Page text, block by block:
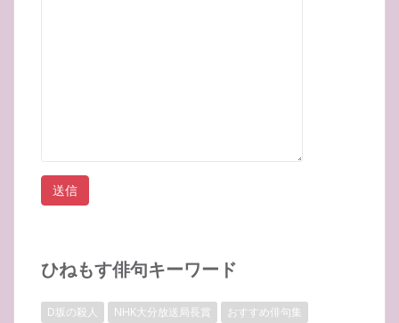
ひねもす俳句キーワード
D坂の殺人 NHK大分放送局長賞
おすすめ俳句集